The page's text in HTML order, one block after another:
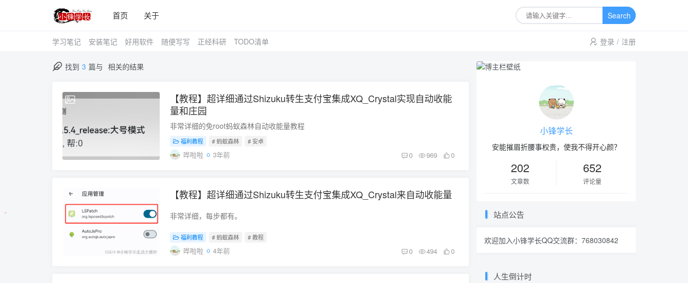
首页 关于 Search
学习笔记 安装笔记 好用软件 随便写写 正经科研 TODO清单 登录 / 注册
找到 3 篇与 相关的结果
2023-01-15
【教程】超详细通过Shizuku转生支付宝集成XQ_Crystal实现自动收能
量和庄园
非常详细的免root蚂蚁森林自动收能量教程
福利教程 # 蚂蚁森林 # 安卓
哗啦啦 3年前 0 969 0
2022-12-05
【教程】超详细通过Shizuku转生支付宝集成XQ_Crystal来自动收能量
非常详细，每步都有。
福利教程 # 蚂蚁森林 # 教程
哗啦啦 4年前 0 494 0
小锋学长
安能摧眉折腰事权贵，使我不得开心颜？
202
文章数
652
评论量
站点公告
欢迎加入小锋学长QQ交流群： 768030842
人生倒计时